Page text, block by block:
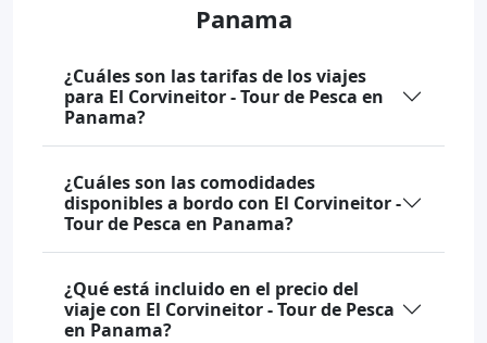
Panama
¿Cuáles son las tarifas de los viajes
para El Corvineitor - Tour de Pesca en
Panama?
¿Cuáles son las comodidades
disponibles a bordo con El Corvineitor -
Tour de Pesca en Panama?
¿Qué está incluido en el precio del
viaje con El Corvineitor - Tour de Pesca
en Panama?